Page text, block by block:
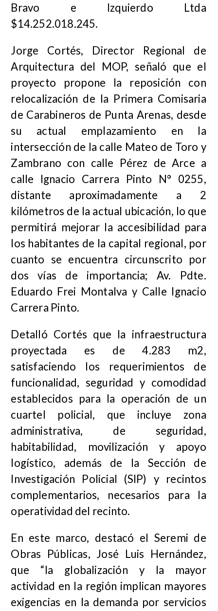
Bravo e Izquierdo Ltda
$14.252.018.245.
Jorge Cortés, Director Regional de
Arquitectura del MOP, señaló que el
proyecto propone la reposición con
relocalización de la Primera Comisaria
de Carabineros de Punta Arenas, desde
su actual emplazamiento en la
intersección de la calle Mateo de Toro y
Zambrano con calle Pérez de Arce a
calle Ignacio Carrera Pinto N° 0255,
distante aproximadamente a 2
kilómetros de la actual ubicación, lo que
permitirá mejorar la accesibilidad para
los habitantes de la capital regional, por
cuanto se encuentra circunscrito por
dos vías de importancia; Av. Pdte.
Eduardo Frei Montalva y Calle Ignacio
Carrera Pinto.
Detalló Cortés que la infraestructura
proyectada es de 4.283 m2,
satisfaciendo los requerimientos de
funcionalidad, seguridad y comodidad
establecidos para la operación de un
cuartel policial, que incluye zona
administrativa, de seguridad,
habitabilidad, movilización y apoyo
logístico, además de la Sección de
Investigación Policial (SIP) y recintos
complementarios, necesarios para la
operatividad del recinto.
En este marco, destacó el Seremi de
Obras Públicas, José Luis Hernández,
que “la globalización y la mayor
actividad en la región implican mayores
exigencias en la demanda por servicios